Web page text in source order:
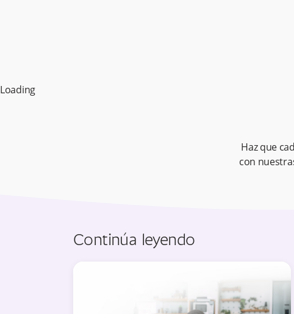
Loading
Haz que
con
Continúa leyendo